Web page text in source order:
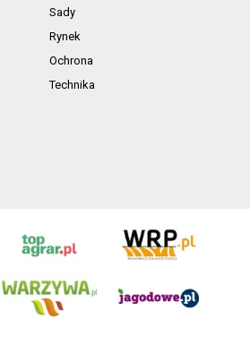
Sady
Rynek
Ochrona
Technika